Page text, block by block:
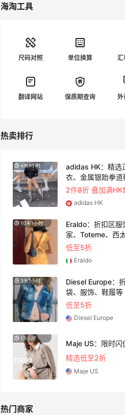
海淘工具
尺码对照 单位换算 汇
翻译网站 保质期查询 外
热卖排行
4天1小时
adidas HK：精选
衣、金属银跆拳道
2件8折 叠加满
adidas HK
10天1小时
Eraldo：折扣区
家、Toteme、西
低至5折
Eraldo
3天1小时
Diesel Europe：
袋、服饰、鞋履等
低至5折
Diesel Europe
13小时
Maje US：限时闪
精选低至2折
Maje US
热门商家